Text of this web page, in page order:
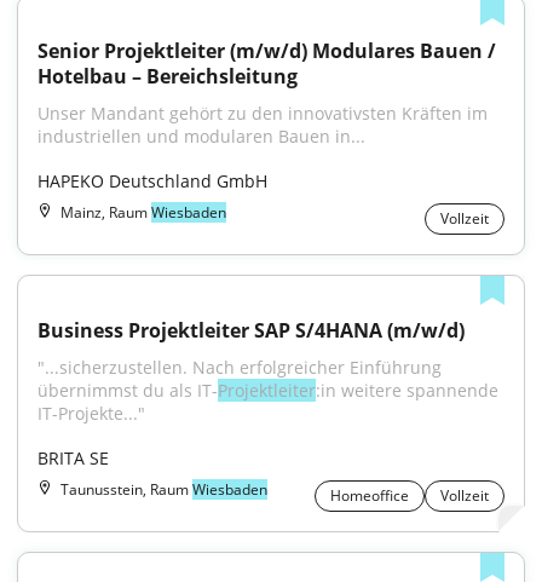
Senior Projektleiter (m/w/d) Modulares Bauen /
Hotelbau – Bereichsleitung
Unser Mandant gehört zu den innovativsten Kräften im
industriellen und modularen Bauen in...
HAPEKO Deutschland GmbH
Mainz, RaumWiesbaden Vollzeit
Business Projektleiter SAP S/4HANA (m/w/d)
"...sicherzustellen. Nach erfolgreicher Einführung
übernimmst du als IT-Projektleiter:in weitere spannende
IT-Projekte..."
BRITA SE
Taunusstein, RaumWiesbaden Homeoffice Vollzeit